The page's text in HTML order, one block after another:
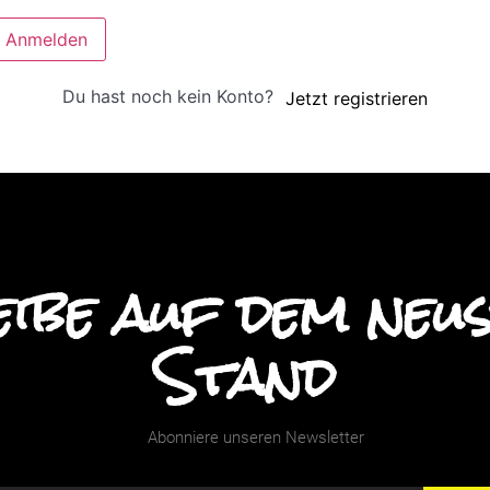
Anmelden
Du hast noch kein Konto? Jetzt registrieren
auf dem
Stand
Abonniere unseren Newsletter